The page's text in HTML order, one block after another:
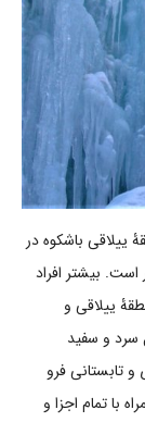
ییلاقی باشکوه در
بیشتر افراد
ییلاقی و
سرد و سفید
تابستانی فرو
با تمام اجزا و